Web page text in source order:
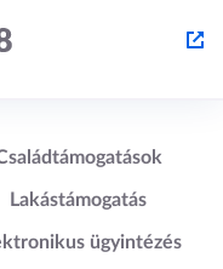
Lakástámogatás
ügyintézés